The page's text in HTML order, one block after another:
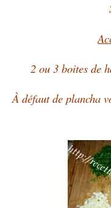
2 ou 3 boites de
À défaut de plancha